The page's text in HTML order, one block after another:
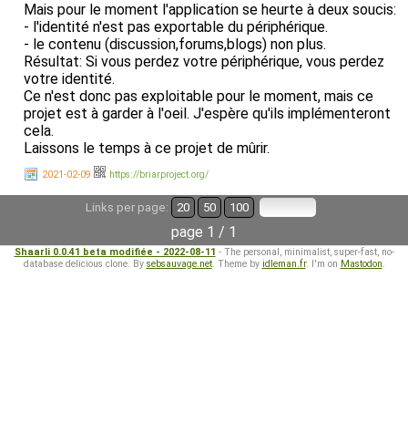
Mais pour le moment l'application se heurte à deux soucis:
- l'identité n'est pas exportable du périphérique.
- le contenu (discussion,forums,blogs) non plus.
Résultat: Si vous perdez votre périphérique, vous perdez
votre identité.
Ce n'est donc pas exploitable pour le moment, mais ce
projet est à garder à l'oeil. J'espère qu'ils implémenteront
cela.
Laissons le temps à ce projet de mûrir.
2021-02-09 https://briarproject.org/
Links per page: 20 50 100
page 1 / 1
Shaarli 0.0.41 beta modifiée - 2022-08-11 - The personal, minimalist, super-fast, no-
database delicious clone. By sebsauvage.net. Theme by idleman.fr. I'm on Mastodon.